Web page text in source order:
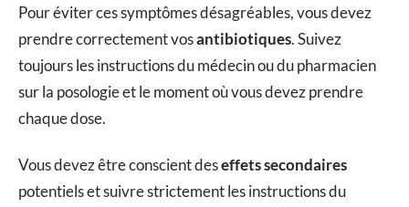
Pour éviter ces symptômes désagréables, vous devez
prendre correctement vosantibiotiques. Suivez
toujours les instructions du médecin ou du pharmacien
sur la posologie et le moment où vous devez prendre
chaque dose.
Vous devez être conscient deseffets secondaires
potentiels et suivre strictement les instructions du